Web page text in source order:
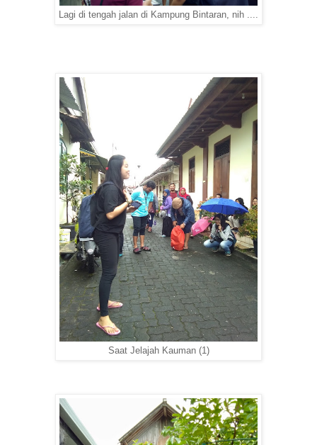
Lagi di tengah jalan di Kampung Bintaran, nih ....
Saat Jelajah Kauman (1)